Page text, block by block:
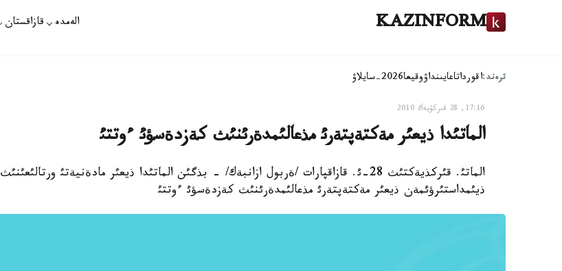
KAZINFORM الەمدە قازاقستان
ترەند:اقورداتاعايىنداۋوقيعا2026-سايلاۋ
17:16, 28 قىركۇيەك 2010
الماتئدا ذيعئر مةكتةپتةرئ مذعالئمدةرئنئث كةزدةسؤئ ءوتتئ
الماتئ. قئركذيةكتئث 28-ئ. قازاقپارات /ةربول ازانبةك/ - بذگئن الماتئدا ذيعئر مادةنيةتئ ورتالئعئنئث
ذيئمداستئرؤئمةن ذيعئر مةكتةپتةرئ مذعالئمدةرئنئث كةزدةسؤئ ءوتتئ